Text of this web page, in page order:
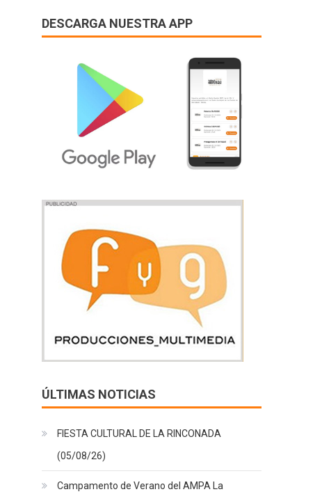
DESCARGA NUESTRA APP
ÚLTIMAS NOTICIAS
FIESTA CULTURAL DE LA RINCONADA
(05/08/26)
Campamento de Verano del AMPA La